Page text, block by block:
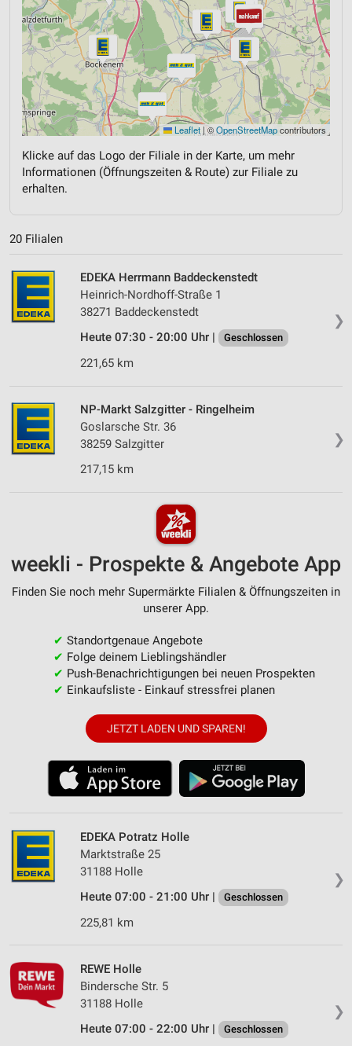
Leaflet | ©OpenStreetMapcontributors
Klicke auf das Logo der Filiale in der Karte, um mehr
Informationen (Öffnungszeiten & Route) zur Filiale zu
erhalten.
20 Filialen
❯
EDEKA Herrmann Baddeckenstedt
Heinrich-Nordhoff-Straße 1
38271 Baddeckenstedt
Heute 07:30 - 20:00 Uhr |
Geschlossen
221,65 km
❯
NP-Markt Salzgitter - Ringelheim
Goslarsche Str. 36
38259 Salzgitter
217,15 km
weekli - Prospekte & Angebote App
Finden Sie noch mehr Supermärkte Filialen & Öffnungszeiten in
unserer App.
✔ Standortgenaue Angebote
✔ Folge deinem Lieblingshändler
✔ Push-Benachrichtigungen bei neuen Prospekten
✔ Einkaufsliste - Einkauf stressfrei planen
JETZT LADEN UND SPAREN!
❯
EDEKA Potratz Holle
Marktstraße 25
31188 Holle
Heute 07:00 - 21:00 Uhr |
Geschlossen
225,81 km
❯
REWE Holle
Bindersche Str. 5
31188 Holle
Heute 07:00 - 22:00 Uhr |
Geschlossen